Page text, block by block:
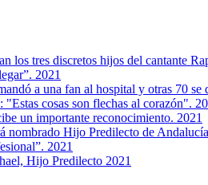
los tres discretos hijos del cantante
2021
a una fan al hospital y otras 70 se
cosas son flechas al corazón".
un importante reconocimiento. 2021
nombrado Hijo Predilecto de
2021
Hijo Predilecto 2021